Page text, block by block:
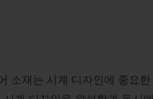
소재는 시계 디자인에 중요